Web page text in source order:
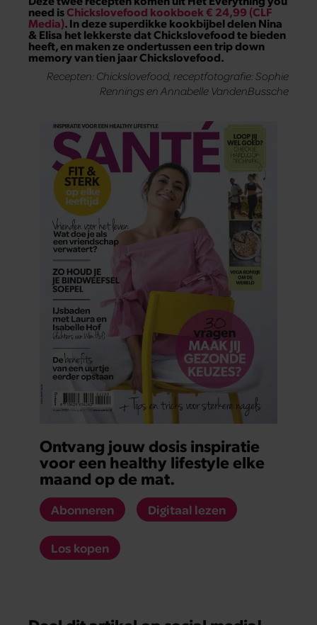
need isChickslovefood kookboek € 24,99 (CLF
Media). In deze superdikke kookbijbel delen Nina
& Elisa het lekkerste dat Chickslovefood te bieden
heeft, en maken ze ondertussen een trip down
memory van tien jaar Chickslovefood.
Recepten: Chickslovefood, receptfotografie: Sophie
Rennings en Annabelle VandenBussche
Ontvang jouw dosis inspiratie
voor een healthy lifestyle elke
maand op de mat.
Abonneren Digitaal lezen
Los kopen